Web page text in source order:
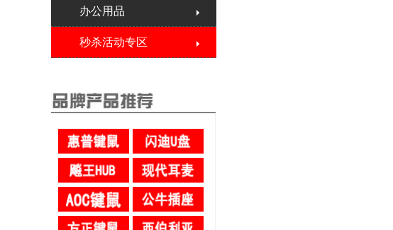
办公用品
秒杀活动专区